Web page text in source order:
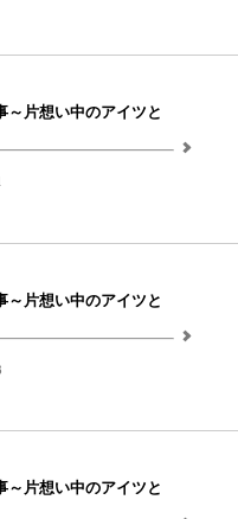
～片想い中のアイツと
～片想い中のアイツと
～片想い中のアイツと